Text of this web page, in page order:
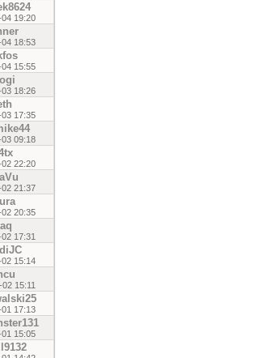
19:20
18:53
15:55
18:26
17:35
09:18
22:20
21:37
20:35
17:31
15:14
15:11
17:13
15:05